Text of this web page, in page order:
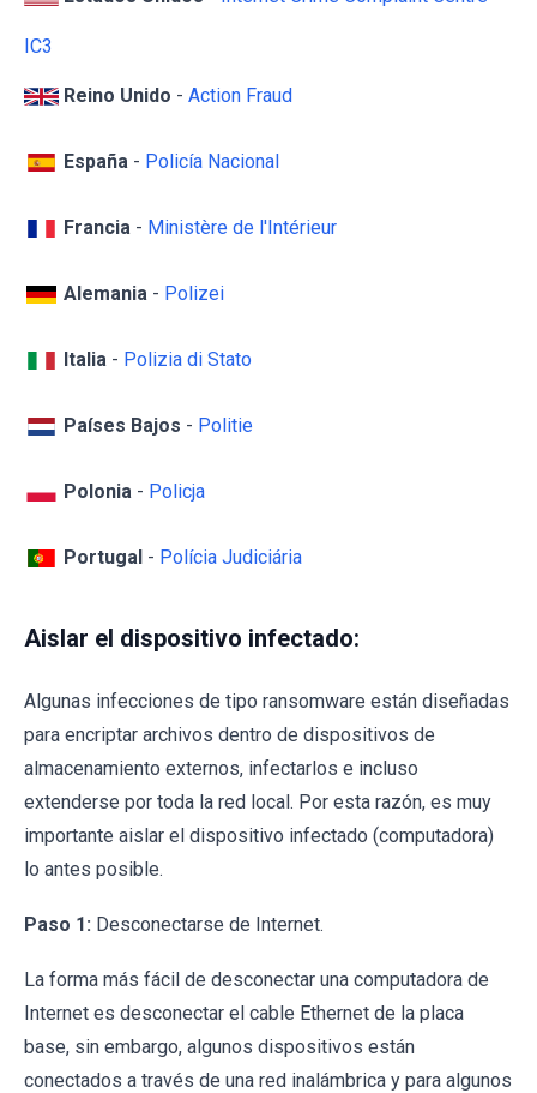
IC3
Reino Unido - Action Fraud
España - Policía Nacional
Francia - Ministère de l'Intérieur
Alemania - Polizei
Italia - Polizia di Stato
Países Bajos - Politie
Polonia - Policja
Portugal - Polícia Judiciária
Aislar el dispositivo infectado:
Algunas infecciones de tipo ransomware están diseñadas
para encriptar archivos dentro de dispositivos de
almacenamiento externos, infectarlos e incluso
extenderse por toda la red local. Por esta razón, es muy
importante aislar el dispositivo infectado (computadora)
lo antes posible.
Paso 1: Desconectarse de Internet.
La forma más fácil de desconectar una computadora de
Internet es desconectar el cable Ethernet de la placa
base, sin embargo, algunos dispositivos están
conectados a través de una red inalámbrica y para algunos